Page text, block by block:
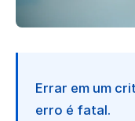
Errar em um
erro é fatal.